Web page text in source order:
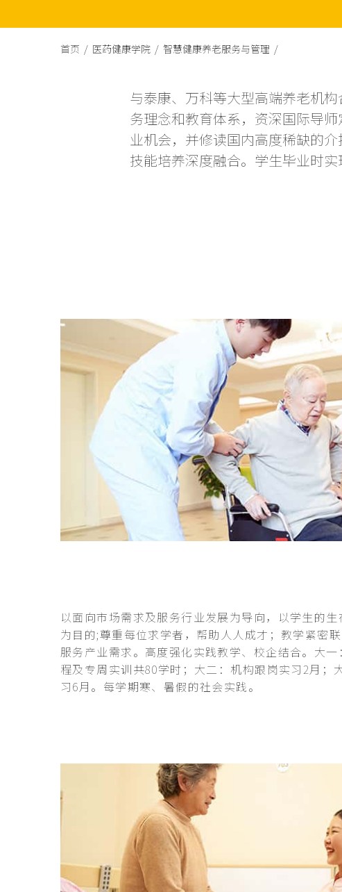
首页 / 医药健康学院 / 智慧健康养老服务与管理 /
与泰康、万科等大型高端养老机
务理念和教育体系，资深国际导
业机会，并修读国内高度稀缺的
技能培养深度融合。学生毕业时
以面向市场需求及服务行业发展为导向，以学生的生
为目的;尊重每位求学者，帮助人人成才；教学紧密联
服务产业需求。高度强化实践教学、校企结合。大
程及专周实训共80学时；大二：机构跟岗实习2月；
习6月。每学期寒、暑假的社会实践。